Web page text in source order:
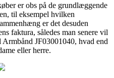
er obs på de grundlæggende
til eksempel hvilken
er det desuden
faktura, således man senere vil
JF03001040, hvad end
eller herre.